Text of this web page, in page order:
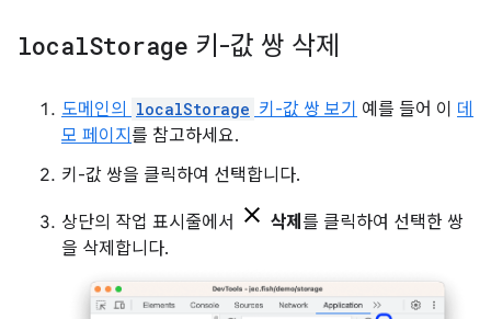
localStorage 키-값 쌍 삭제
도메인의 localStorage 키-값 쌍 보기 예를 들어 이 데
모 페이지 를 참고하세요.
키-값 쌍을 클릭하여 선택합니다.
상단의 작업 표시줄에서 삭제 를 클릭하여 선택한 쌍
을 삭제합니다.